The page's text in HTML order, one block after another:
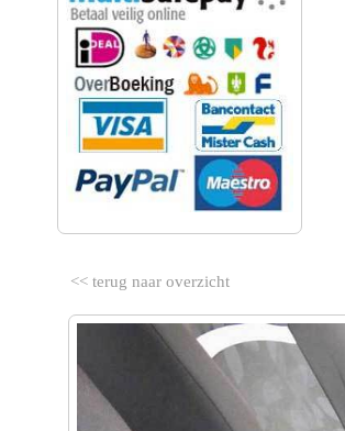
<< terug naar overzicht